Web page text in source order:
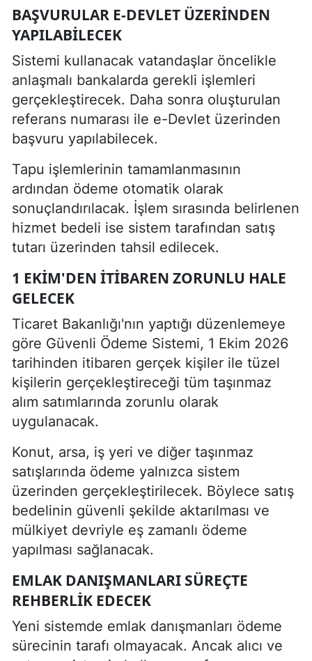
BAŞVURULAR E-DEVLET ÜZERINDEN
YAPILABILECEK
Sistemi kullanacak vatandaşlar öncelikle
anlaşmalı bankalarda gerekli işlemleri
gerçekleştirecek. Daha sonra oluşturulan
referans numarası ile e-Devlet üzerinden
başvuru yapılabilecek.
Tapu işlemlerinin tamamlanmasının
ardından ödeme otomatik olarak
sonuçlandırılacak. İşlem sırasında belirlenen
hizmet bedeli ise sistem tarafından satış
tutarı üzerinden tahsil edilecek.
1 EKIM'DEN ITIBAREN ZORUNLU HALE
GELECEK
Ticaret Bakanlığı'nın yaptığı düzenlemeye
göre Güvenli Ödeme Sistemi, 1 Ekim 2026
tarihinden itibaren gerçek kişiler ile tüzel
kişilerin gerçekleştireceği tüm taşınmaz
alım satımlarında zorunlu olarak
uygulanacak.
Konut, arsa, iş yeri ve diğer taşınmaz
satışlarında ödeme yalnızca sistem
üzerinden gerçekleştirilecek. Böylece satış
bedelinin güvenli şekilde aktarılması ve
mülkiyet devriyle eş zamanlı ödeme
yapılması sağlanacak.
EMLAK DANIŞMANLARI SÜREÇTE
REHBERLIK EDECEK
Yeni sistemde emlak danışmanları ödeme
sürecinin tarafı olmayacak. Ancak alıcı ve